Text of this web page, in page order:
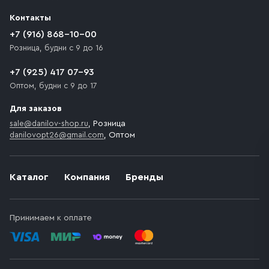
движения. Если на территории места назначения
доставки предусмотрен платный въезд, то Покупателю
необходимо компенсировать стоимость въезда
Каталог Компания Бренды
Принимаем к оплате
Контакты
+7 (916) 868-10-00
Розница, будни с 9 до 16
+7 (925) 417 07-93
Оптом, будни с 9 до 17
Для заказов
sale@danilov-shop.ru, Розница
danilovopt26@gmail.com, Оптом